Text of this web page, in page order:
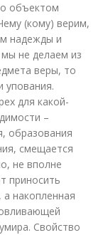
объектом
(кому) верим,
надежды и
не делаем из
веры, то
упования.
для какой-
–
образования
смещается
не вполне
приносить
накопленная
Свойство